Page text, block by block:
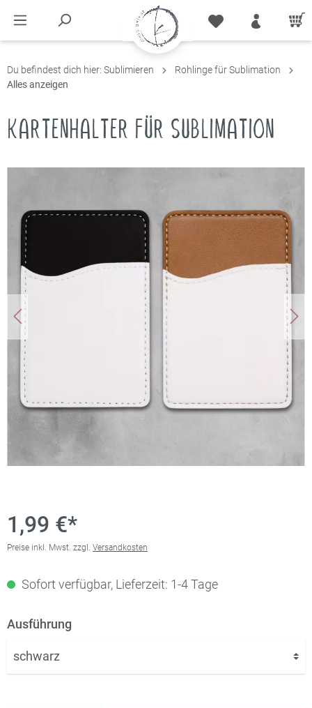
Du befindest dich hier: Sublimieren
Rohlinge für Sublimation
Alles anzeigen
KARTENHALTER FÜR SUBLIMATION
1,99 €*
Preise inkl. Mwst. zzgl. Versandkosten
Sofort verfügbar, Lieferzeit: 1-4 Tage
Ausführung